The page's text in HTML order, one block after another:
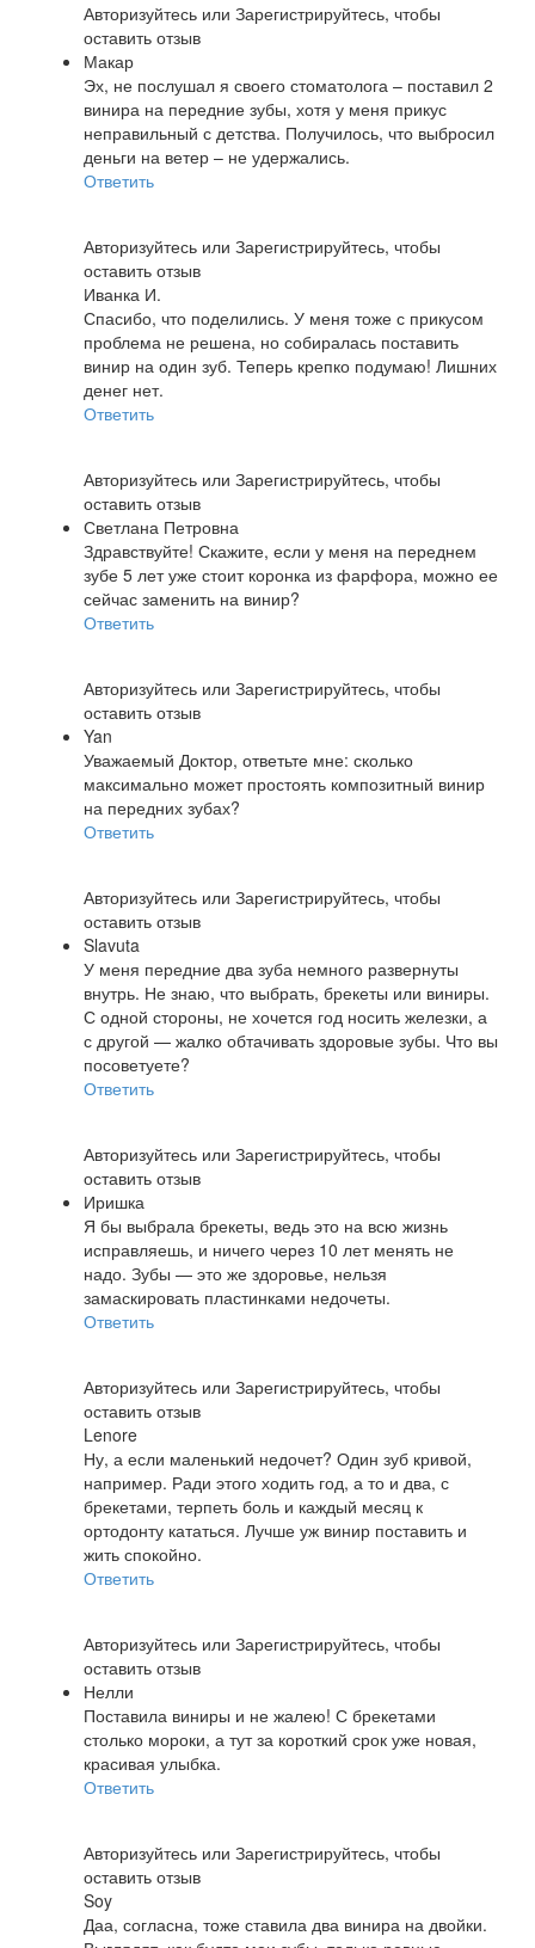
Авторизуйтесь или Зарегистрируйтесь, чтобы
оставить отзыв
Макар
Эх, не послушал я своего стоматолога – поставил 2
винира на передние зубы, хотя у меня прикус
неправильный с детства. Получилось, что выбросил
деньги на ветер – не удержались.
Ответить
Авторизуйтесь или Зарегистрируйтесь, чтобы
оставить отзыв
Иванка И.
Спасибо, что поделились. У меня тоже с прикусом
проблема не решена, но собиралась поставить
винир на один зуб. Теперь крепко подумаю! Лишних
денег нет.
Ответить
Авторизуйтесь или Зарегистрируйтесь, чтобы
оставить отзыв
Светлана Петровна
Здравствуйте! Скажите, если у меня на переднем
зубе 5 лет уже стоит коронка из фарфора, можно ее
сейчас заменить на винир?
Ответить
Авторизуйтесь или Зарегистрируйтесь, чтобы
оставить отзыв
Yan
Уважаемый Доктор, ответьте мне: сколько
максимально может простоять композитный винир
на передних зубах?
Ответить
Авторизуйтесь или Зарегистрируйтесь, чтобы
оставить отзыв
Slavuta
У меня передние два зуба немного развернуты
внутрь. Не знаю, что выбрать, брекеты или виниры.
С одной стороны, не хочется год носить железки, а
с другой — жалко обтачивать здоровые зубы. Что вы
посоветуете?
Ответить
Авторизуйтесь или Зарегистрируйтесь, чтобы
оставить отзыв
Иришка
Я бы выбрала брекеты, ведь это на всю жизнь
исправляешь, и ничего через 10 лет менять не
надо. Зубы — это же здоровье, нельзя
замаскировать пластинками недочеты.
Ответить
Авторизуйтесь или Зарегистрируйтесь, чтобы
оставить отзыв
Lenore
Ну, а если маленький недочет? Один зуб кривой,
например. Ради этого ходить год, а то и два, с
брекетами, терпеть боль и каждый месяц к
ортодонту кататься. Лучше уж винир поставить и
жить спокойно.
Ответить
Авторизуйтесь или Зарегистрируйтесь, чтобы
оставить отзыв
Нелли
Поставила виниры и не жалею! С брекетами
столько мороки, а тут за короткий срок уже новая,
красивая улыбка.
Ответить
Авторизуйтесь или Зарегистрируйтесь, чтобы
оставить отзыв
Soy
Даа, согласна, тоже ставила два винира на двойки.